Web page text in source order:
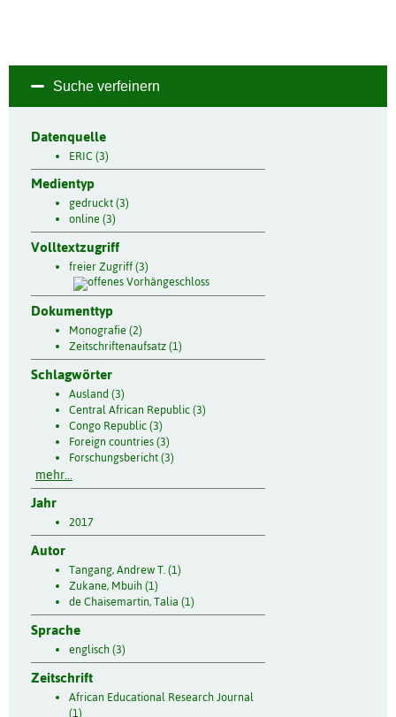
Suche verfeinern
Datenquelle
ERIC (3)
Medientyp
gedruckt (3)
online (3)
Volltextzugriff
freier Zugriff (3)
Dokumenttyp
Monografie (2)
Zeitschriftenaufsatz (1)
Schlagwörter
Ausland (3)
Central African Republic (3)
Congo Republic (3)
Foreign countries (3)
Forschungsbericht (3)
mehr...
Jahr
2017
Autor
Tangang, Andrew T. (1)
Zukane, Mbuih (1)
de Chaisemartin, Talia (1)
Sprache
englisch (3)
Zeitschrift
African Educational Research Journal
(1)